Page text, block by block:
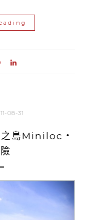
08-31
之島Miniloc‧